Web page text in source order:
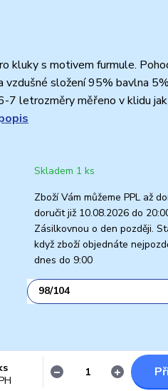
kluky s motivem furmule.
vzdušné složení 95% bavlna
7 letrozměry měřeno v klidu jak
Skladem 1 ks
Zboží Vám můžeme PPL až
doručit již 10.08.2026 do
Zásilkovnou o den později.
když zboží objednáte
dnes do 9:00